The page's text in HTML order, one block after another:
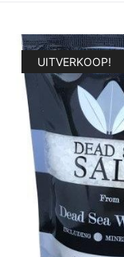
UITVERKOOP!